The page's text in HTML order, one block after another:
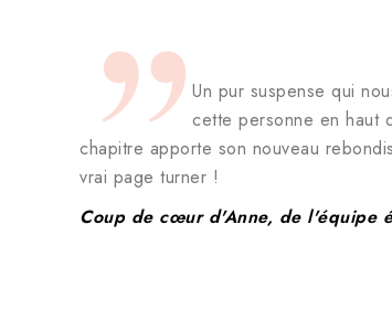
Un pur suspense qui
cette personne en haut
chapitre apporte son nouveau
vrai page turner !
Coup de cœur d'Anne, de l'équipe